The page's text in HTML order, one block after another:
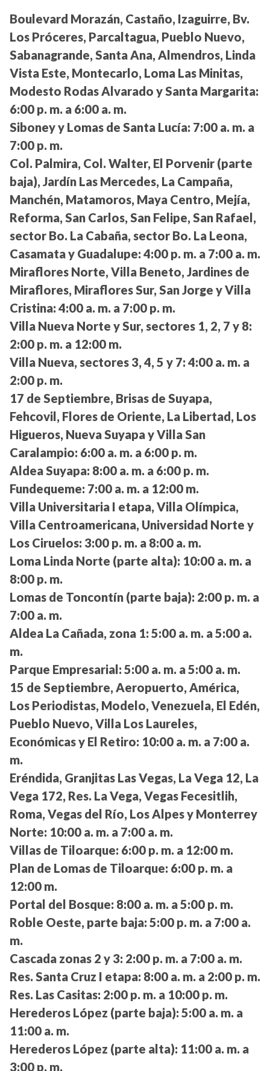
Boulevard Morazán, Castaño, Izaguirre, Bv.
Los Próceres, Parcaltagua, Pueblo Nuevo,
Sabanagrande, Santa Ana, Almendros, Linda
Vista Este, Montecarlo, Loma Las Minitas,
Modesto Rodas Alvarado y Santa Margarita:
6:00 p. m. a 6:00 a. m.
Siboney y Lomas de Santa Lucía: 7:00 a. m. a
7:00 p. m.
Col. Palmira, Col. Walter, El Porvenir (parte
baja), Jardín Las Mercedes, La Campaña,
Manchén, Matamoros, Maya Centro, Mejía,
Reforma, San Carlos, San Felipe, San Rafael,
sector Bo. La Cabaña, sector Bo. La Leona,
Casamata y Guadalupe: 4:00 p. m. a 7:00 a. m.
Miraflores Norte, Villa Beneto, Jardines de
Miraflores, Miraflores Sur, San Jorge y Villa
Cristina: 4:00 a. m. a 7:00 p. m.
Villa Nueva Norte y Sur, sectores 1, 2, 7 y 8:
2:00 p. m. a 12:00 m.
Villa Nueva, sectores 3, 4, 5 y 7: 4:00 a. m. a
2:00 p. m.
17 de Septiembre, Brisas de Suyapa,
Fehcovil, Flores de Oriente, La Libertad, Los
Higueros, Nueva Suyapa y Villa San
Caralampio: 6:00 a. m. a 6:00 p. m.
Aldea Suyapa: 8:00 a. m. a 6:00 p. m.
Fundequeme: 7:00 a. m. a 12:00 m.
Villa Universitaria I etapa, Villa Olímpica,
Villa Centroamericana, Universidad Norte y
Los Ciruelos: 3:00 p. m. a 8:00 a. m.
Loma Linda Norte (parte alta): 10:00 a. m. a
8:00 p. m.
Lomas de Toncontín (parte baja): 2:00 p. m. a
7:00 a. m.
Aldea La Cañada, zona 1: 5:00 a. m. a 5:00 a.
m.
Parque Empresarial: 5:00 a. m. a 5:00 a. m.
15 de Septiembre, Aeropuerto, América,
Los Periodistas, Modelo, Venezuela, El Edén,
Pueblo Nuevo, Villa Los Laureles,
Económicas y El Retiro: 10:00 a. m. a 7:00 a.
m.
Eréndida, Granjitas Las Vegas, La Vega 12, La
Vega 172, Res. La Vega, Vegas Fecesitlih,
Roma, Vegas del Río, Los Alpes y Monterrey
Norte: 10:00 a. m. a 7:00 a. m.
Villas de Tiloarque: 6:00 p. m. a 12:00 m.
Plan de Lomas de Tiloarque: 6:00 p. m. a
12:00 m.
Portal del Bosque: 8:00 a. m. a 5:00 p. m.
Roble Oeste, parte baja: 5:00 p. m. a 7:00 a.
m.
Cascada zonas 2 y 3: 2:00 p. m. a 7:00 a. m.
Res. Santa Cruz I etapa: 8:00 a. m. a 2:00 p. m.
Res. Las Casitas: 2:00 p. m. a 10:00 p. m.
Herederos López (parte baja): 5:00 a. m. a
11:00 a. m.
Herederos López (parte alta): 11:00 a. m. a
3:00 p. m.